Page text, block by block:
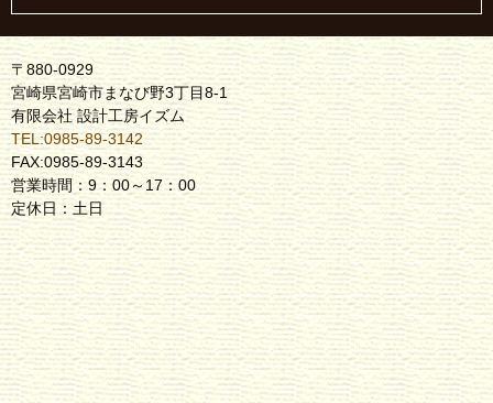
〒880-0929
宮崎県宮崎市まなび野3丁目8-1
有限会社 設計工房イズム
TEL:0985-89-3142
FAX:0985-89-3143
営業時間：9：00～17：00
定休日：土日